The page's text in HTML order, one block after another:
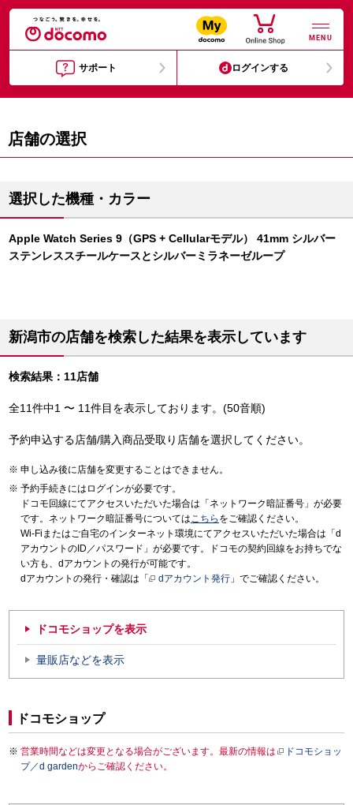
MENU
サポート ログインする
店舗の選択
選択した機種・カラー
Apple Watch Series 9（GPS + Cellularモデル） 41mm シルバー
ステンレススチールケースとシルバーミラネーゼループ
新潟市の店舗を検索した結果を表示しています
検索結果：11店舗
全11件中1 〜 11件目を表示しております。(50音順)
予約申込する店舗/購入商品受取り店舗を選択してください。
申し込み後に店舗を変更することはできません。
予約手続きにはログインが必要です。
ドコモ回線にてアクセスいただいた場合は「ネットワーク暗証番号」が必要
です。ネットワーク暗証番号についてはこちら をご確認ください。
Wi-Fiまたはご自宅のインターネット環境にてアクセスいただいた場合は「d
アカウントのID／パスワード」が必要です。ドコモの契約回線をお持ちでな
い方も、dアカウントの発行が可能です。
dアカウントの発行・確認は「
dアカウント発行 」でご確認ください。
ドコモショップを表示
量販店などを表示
ドコモショップ
営業時間などは変更となる場合がございます。最新の情報は
ドコモショッ
プ／d gardenからご確認ください。